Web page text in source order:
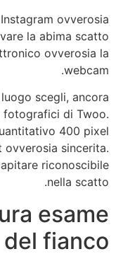
ovverosia
la abima scatto
ovverosia la
webcam.
scegli, ancora
fotografici di Twoo.
400 pixel
sincerita.
riconoscibile
nella scatto.
esame
del fianco